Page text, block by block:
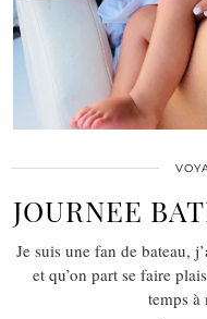
JOURNEE
Je suis une fan de bateau,
et qu’on part se faire
temps